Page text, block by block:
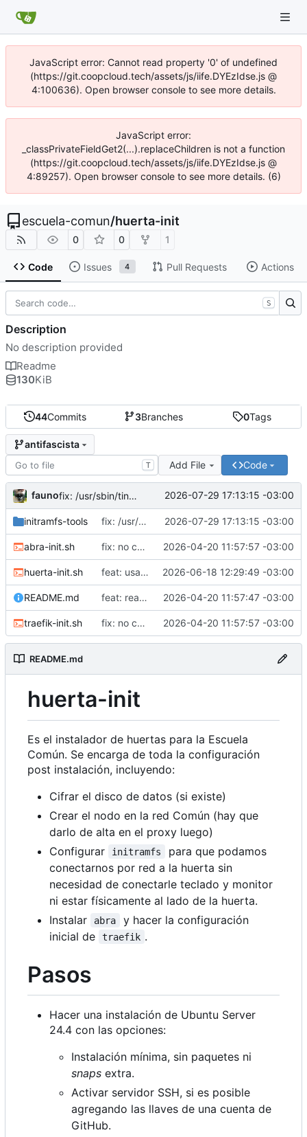
JavaScript error: Cannot read property '0' of undefined
(https://git.coopcloud.tech/assets/js/iife.DYEzIdse.js @
4:100636). Open browser console to see more details.
JavaScript error:
_classPrivateFieldGet2(...).replaceChildren is not a function
(https://git.coopcloud.tech/assets/js/iife.DYEzIdse.js @
4:89257). Open browser console to see more details. (6)
escuela-comun/huerta-init
0 0 1
Code Issues 4 Pull Requests Actions
44Commits 3Branches 0Tags
antifascista
T Add File Code
fauno fix: /usr/sbin/tinc no existe 2026-07-29 17:13:15 -03:00
initramfs-tools fix: /usr/sbin/tinc no existe 2026-07-29 17:13:15 -03:00
abra-init.sh fix: no correr como root 2026-04-20 11:57:57 -03:00
huerta-init.sh feat: usar proveedores alternativos de dns 2026-06-18 12:29:49 -03:00
README.md feat: readme 2026-04-20 11:57:47 -03:00
traefik-init.sh fix: no correr como root 2026-04-20 11:57:57 -03:00
README.md
huerta-init
Es el instalador de huertas para la Escuela
Común. Se encarga de toda la configuración
post instalación, incluyendo:
Cifrar el disco de datos (si existe)
Crear el nodo en la red Común (hay que
darlo de alta en el proxy luego)
Configurar
initramfs
para que podamos
conectarnos por red a la huerta sin
necesidad de conectarle teclado y monitor
ni estar físicamente al lado de la huerta.
Instalar
abra
y hacer la configuración
inicial de
traefik .
Pasos
Hacer una instalación de Ubuntu Server
24.4 con las opciones:
Instalación mínima, sin paquetes ni
snaps extra.
Activar servidor SSH, si es posible
agregando las llaves de una cuenta de
GitHub.
S
Description
No description provided
Readme
130KiB